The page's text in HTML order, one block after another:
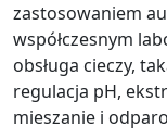
zastosowaniem
współczesnym
obsługa cieczy,
regulacja pH,
mieszanie i